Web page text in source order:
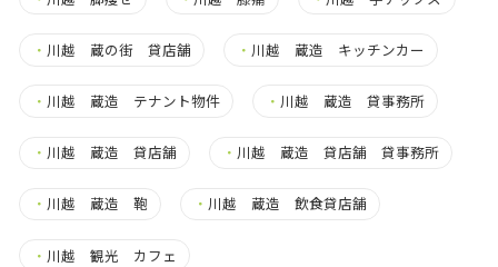
・ 川越 蔵の街 貸店舗 ・ 川越 蔵造 キッチンカー
・ 川越 蔵造 テナント物件 ・ 川越 蔵造 貸事務所
・ 川越 蔵造 貸店舗 ・ 川越 蔵造 貸店舗 貸事務所
・ 川越 蔵造 鞄 ・ 川越 蔵造 飲食貸店舗
・ 川越 観光 カフェ